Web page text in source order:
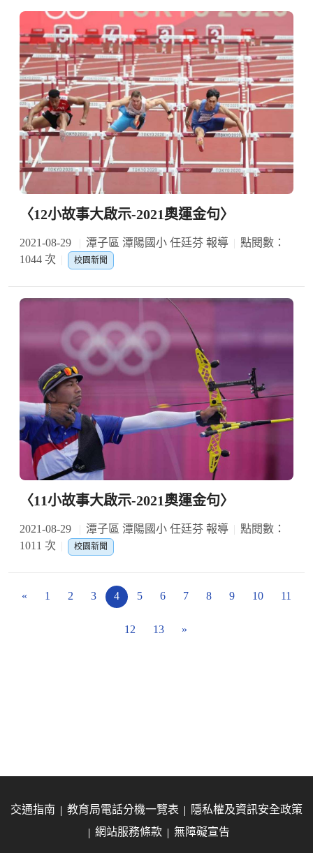
〈12小故事大啟示-2021奧運金句〉
2021-08-29 潭子區 潭陽國小 任廷芬 報導
點閱數：
1044 次
校園新聞
〈11小故事大啟示-2021奧運金句〉
2021-08-29 潭子區 潭陽國小 任廷芬 報導
點閱數：
1011 次
校園新聞
« 1 2 3 4 5 6 7 8 9 10 11
12 13 »
交通指南 教育局電話分機一覽表
隱私權及資訊安全政策
網站服務條款
無障礙宣告